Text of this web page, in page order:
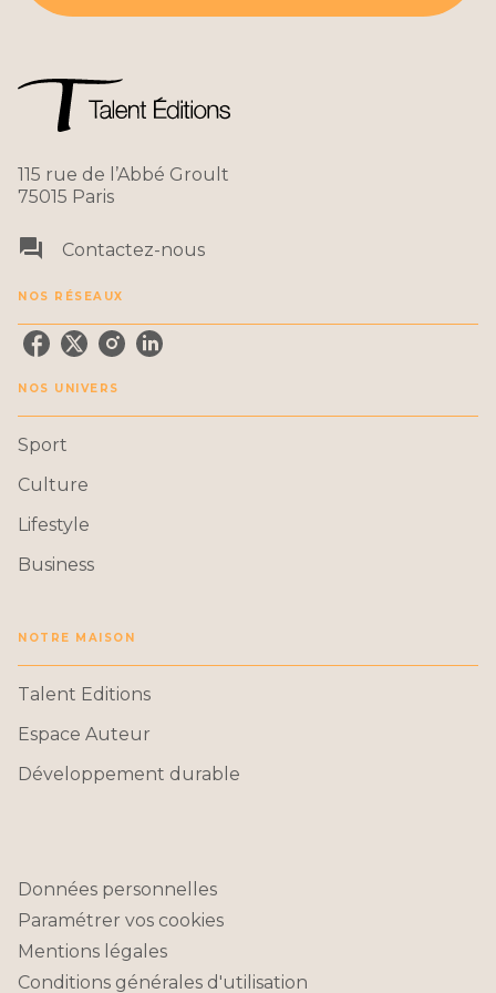
115 rue de l’Abbé Groult
75015 Paris
question_answer Contactez-nous
NOS RÉSEAUX
NOS UNIVERS
Sport
Culture
Lifestyle
Business
NOTRE MAISON
Talent Editions
Espace Auteur
Développement durable
Données personnelles
Paramétrer vos cookies
Mentions légales
Conditions générales d'utilisation